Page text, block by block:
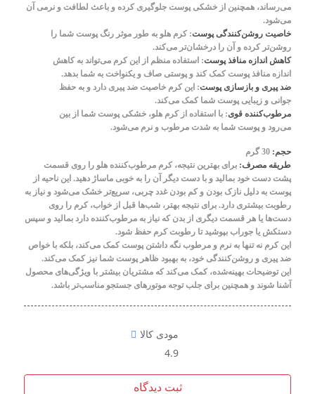
می‌رساند، همچنین از خشکی پوست جلوگیری کرده و باعث لطافت و نرمی آن
می‌شود.
خاصیت روشن‌کنندگی پوست: کرم هلو به طور موثر رنگ پوست شما را
روشن‌تر کرده و آن را درخشان‌تر می‌کند.
کاهش اندازه منافذ پوست: استفاده منظم از این کرم می‌تواند به کاهش
اندازه منافذ پوست کمک کند و پوستی صاف و یکنواخت به شما بدهد.
ضد پیری و بازسازی پوست: این کرم خاصیت ضد پیری دارد و به حفظ
جوانی و زیبایی پوست شما کمک می‌کند.
مرطوب‌کننده قوی: با استفاده از کرم هلو، خشکی پوست شما از بین
می‌رود و پوست شما به شدت مرطوب و نرم می‌شود.
حجم:
طریقه مصرف: برای بهترین نتیجه، کرم مرطوب‌کننده هلو را روی قسمت
پشت دست خود بمالید و با دست دیگر آن را به خوبی ماساژ دهید. این ناحیه از
پوست به دلیل نازک بودن و کم بودن غدد چربی، سریع‌تر خشک می‌شود و نیاز به
رطوبت بیشتری دارد. برای نتیجه بهتر، شب‌ها قبل از خواب، کرم را روی
دست‌ها یا هر قسمت دیگری از بدن که نیاز به مرطوب‌کننده دارد بمالید و سپس
دستکش یا جوراب بپوشید تا رطوبت کرم حفظ شود.
این کرم نه تنها به نرم و مرطوب نگه داشتن پوست کمک می‌کند، بلکه با خواص
ضد پیری و روشن‌کنندگی خود، به بهبود ظاهر پوست شما نیز کمک می‌کند.
این توضیحات بهینه‌شده، کمک می‌کند که مشتریان بیشتر با ویژگی‌های محصول
آشنا شوند و همچنین برای جلب توجه موتورهای جستجو مناسب‌تر باشد.
مودی کالا
4.9
ثبت دیدگاه